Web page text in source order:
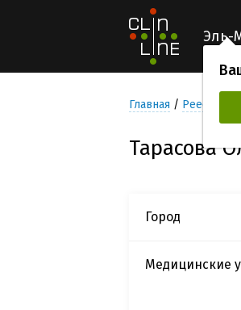
Эль-
Главная Реестр
Тарасова
Город
Медицинские